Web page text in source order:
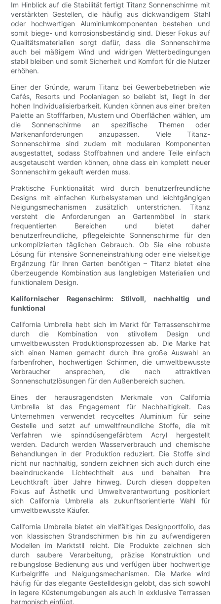
Im Hinblick auf die Stabilität fertigt Titanz Sonnenschirme mit
verstärkten Gestellen, die häufig aus dickwandigem Stahl
oder hochwertigen Aluminiumkomponenten bestehen und
somit biege- und korrosionsbeständig sind. Dieser Fokus auf
Qualitätsmaterialien sorgt dafür, dass die Sonnenschirme
auch bei mäßigem Wind und widrigen Wetterbedingungen
stabil bleiben und somit Sicherheit und Komfort für die Nutzer
erhöhen.
Einer der Gründe, warum Titanz bei Gewerbebetrieben wie
Cafés, Resorts und Poolanlagen so beliebt ist, liegt in der
hohen Individualisierbarkeit. Kunden können aus einer breiten
Palette an Stofffarben, Mustern und Oberflächen wählen, um
die Sonnenschirme an spezifische Themen oder
Markenanforderungen anzupassen. Viele Titanz-
Sonnenschirme sind zudem mit modularen Komponenten
ausgestattet, sodass Stoffbahnen und andere Teile einfach
ausgetauscht werden können, ohne dass ein komplett neuer
Sonnenschirm gekauft werden muss.
Praktische Funktionalität wird durch benutzerfreundliche
Designs mit einfachen Kurbelsystemen und leichtgängigen
Neigungsmechanismen zusätzlich unterstrichen. Titanz
versteht die Anforderungen an Gartenmöbel in stark
frequentierten Bereichen und bietet daher
benutzerfreundliche, pflegeleichte Sonnenschirme für den
unkomplizierten täglichen Gebrauch. Ob Sie eine robuste
Lösung für intensive Sonneneinstrahlung oder eine vielseitige
Ergänzung für Ihren Garten benötigen – Titanz bietet eine
überzeugende Kombination aus langlebigen Materialien und
funktionalem Design.
Kalifornischer Regenschirm: Stilvoll, nachhaltig und
funktional
California Umbrella hebt sich im Markt für Terrassenschirme
durch die Kombination von stilvollem Design und
umweltbewussten Produktionsprozessen ab. Die Marke hat
sich einen Namen gemacht durch ihre große Auswahl an
farbenfrohen, hochwertigen Schirmen, die umweltbewusste
Verbraucher ansprechen, die nach attraktiven
Sonnenschutzlösungen für den Außenbereich suchen.
Eines der herausragendsten Merkmale von California
Umbrella ist das Engagement für Nachhaltigkeit. Das
Unternehmen verwendet recyceltes Aluminium für seine
Gestelle und setzt auf umweltfreundliche Stoffe, die mit
Verfahren wie spinndüsengefärbtem Acryl hergestellt
werden. Dadurch werden Wasserverbrauch und chemische
Behandlungen in der Produktion reduziert. Die Stoffe sind
nicht nur nachhaltig, sondern zeichnen sich auch durch eine
beeindruckende Lichtechtheit aus und behalten ihre
Leuchtkraft über Jahre hinweg. Durch diesen doppelten
Fokus auf Ästhetik und Umweltverantwortung positioniert
sich California Umbrella als zukunftsorientierte Wahl für
umweltbewusste Käufer.
California Umbrella bietet ein vielfältiges Designportfolio, das
von klassischen Strandschirmen bis hin zu aufwendigeren
Modellen im Marktstil reicht. Die Produkte zeichnen sich
durch saubere Verarbeitung, präzise Konstruktion und
reibungslose Bedienung aus und verfügen über hochwertige
Kurbelgriffe und Neigungsmechanismen. Die Marke wird
häufig für das elegante Gestelldesign gelobt, das sich sowohl
in legere Küstenumgebungen als auch in exklusive Terrassen
harmonisch einfügt.